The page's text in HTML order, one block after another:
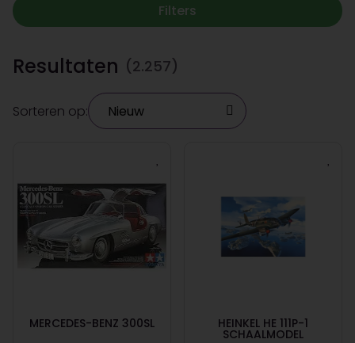
Filters
Resultaten (2.257)
Sorteren op:
MERCEDES-BENZ 300SL HEINKEL HE 111P-1
SCHAALMODEL